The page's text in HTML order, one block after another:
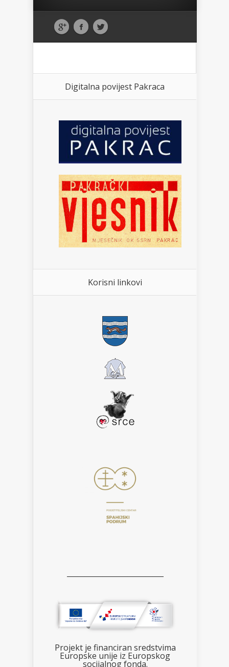
Digitalna povijest Pakraca
Korisni linkovi
Projekt je financiran sredstvima
Europske unije iz Europskog
socijalnog fonda.